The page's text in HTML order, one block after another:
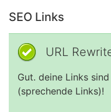
SEO Links
URL
Gut. deine Links
(sprechende Links)!